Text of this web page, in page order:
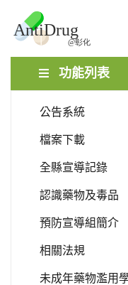
功能列表
公告系統
檔案下載
全縣宣導記錄
認識藥物及毒品
預防宣導組簡介
相關法規
未成年藥物濫用